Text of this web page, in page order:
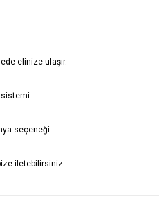
elinize ulaşır.
sistemi
seçeneği
iletebilirsiniz.